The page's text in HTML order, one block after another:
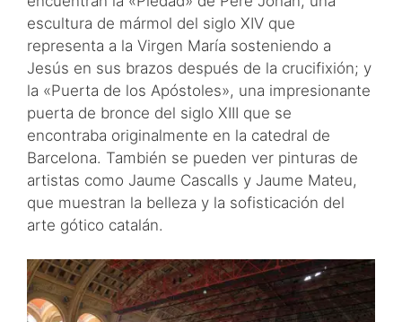
escultura de mármol del siglo XIV que
representa a la Virgen María sosteniendo a
Jesús en sus brazos después de la crucifixión; y
la «Puerta de los Apóstoles», una impresionante
puerta de bronce del siglo XIII que se
encontraba originalmente en la catedral de
Barcelona. También se pueden ver pinturas de
artistas como Jaume Cascalls y Jaume Mateu,
que muestran la belleza y la sofisticación del
arte gótico catalán.